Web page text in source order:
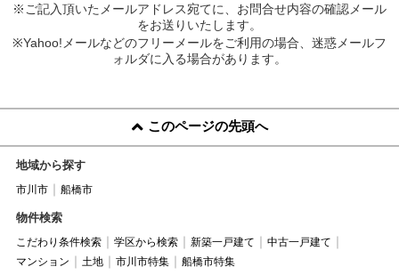
※ご記入頂いたメールアドレス宛てに、お問合せ内容の確認メール
をお送りいたします。
※Yahoo!メールなどのフリーメールをご利用の場合、迷惑メールフ
ォルダに入る場合があります。
このページの先頭へ
地域から探す
市川市 船橋市
物件検索
こだわり条件検索 学区から検索 新築一戸建て
中古一戸建て
マンション
土地 市川市特集 船橋市特集